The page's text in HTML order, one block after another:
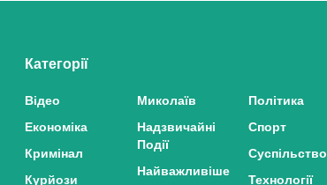
Категорії
Відео
Економіка
Кримінал
Курйози
Миколаїв
Надзвичайні
Події
Найважливіше
Політика
Спорт
Суспільство
Технології